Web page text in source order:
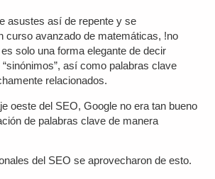
asustes así de repente y se
curso avanzado de matemáticas, !no
solo una forma elegante de decir
así como palabras clave
relacionados.
oeste del SEO, Google no era tan bueno
de palabras clave de manera
del SEO se aprovecharon de esto.